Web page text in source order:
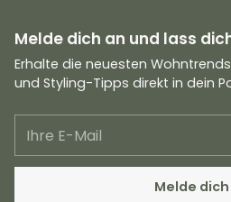
Melde dich an und lass
Erhalte die neuesten
und Styling-Tipps direkt in dein
Mail
Melde